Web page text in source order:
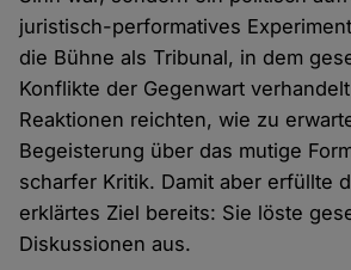
juristisch-performatives
die Bühne als Tribunal, in dem
Konflikte der Gegenwart
Reaktionen reichten, wie zu
Begeisterung über das mutige
scharfer Kritik. Damit aber erfüllte
erklärtes Ziel bereits: Sie löste
Diskussionen aus.